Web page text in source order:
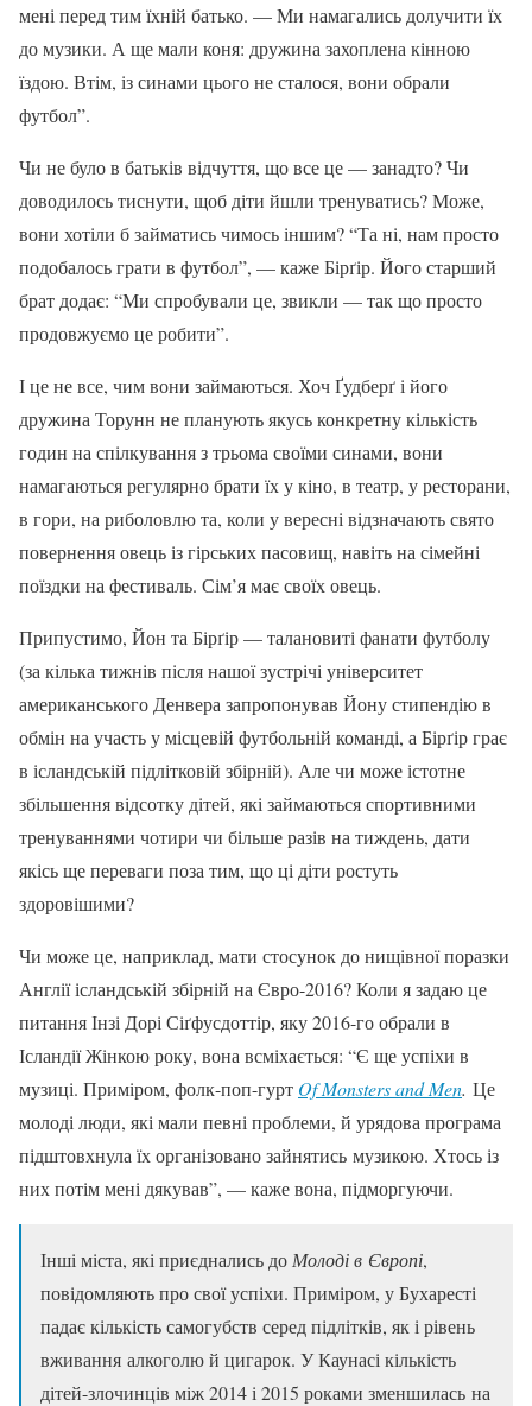
мені перед тим їхній батько. — Ми намагались долучити їх
до музики. А ще мали коня: дружина захоплена кінною
їздою. Втім, із синами цього не сталося, вони обрали
футбол”.
Чи не було в батьків відчуття, що все це — занадто? Чи
доводилось тиснути, щоб діти йшли тренуватись? Може,
вони хотіли б займатись чимось іншим? “Та ні, нам просто
подобалось грати в футбол”, — каже Бірґір. Його старший
брат додає: “Ми спробували це, звикли — так що просто
продовжуємо це робити”.
І це не все, чим вони займаються. Хоч Ґудберґ і його
дружина Торунн не планують якусь конкретну кількість
годин на спілкування з трьома своїми синами, вони
намагаються регулярно брати їх у кіно, в театр, у ресторани,
в гори, на риболовлю та, коли у вересні відзначають свято
повернення овець із гірських пасовищ, навіть на сімейні
поїздки на фестиваль. Сім’я має своїх овець.
Припустимо, Йон та Бірґір — талановиті фанати футболу
(за кілька тижнів після нашої зустрічі університет
американського Денвера запропонував Йону стипендію в
обмін на участь у місцевій футбольній команді, а Бірґір грає
в ісландській підлітковій збірній). Але чи може істотне
збільшення відсотку дітей, які займаються спортивними
тренуваннями чотири чи більше разів на тиждень, дати
якісь ще переваги поза тим, що ці діти ростуть
здоровішими?
Чи може це, наприклад, мати стосунок до нищівної поразки
Англії ісландській збірній на Євро-2016? Коли я задаю це
питання Інзі Дорі Сіґфусдоттір, яку 2016-го обрали в
Ісландії Жінкою року, вона всміхається: “Є ще успіхи в
музиці. Приміром, фолк-поп-гурт Of Monsters and Men. Це
молоді люди, які мали певні проблеми, й урядова програма
підштовхнула їх організовано зайнятись музикою. Хтось із
них потім мені дякував”, — каже вона, підморгуючи.
Інші міста, які приєднались до Молоді в Європі,
повідомляють про свої успіхи. Приміром, у Бухаресті
падає кількість самогубств серед підлітків, як і рівень
вживання алкоголю й цигарок. У Каунасі кількість
дітей-злочинців між 2014 і 2015 роками зменшилась на